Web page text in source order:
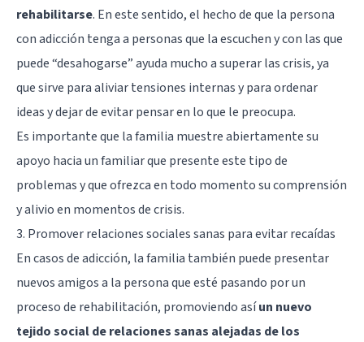
rehabilitarse. En este sentido, el hecho de que la persona
con adicción tenga a personas que la escuchen y con las que
puede “desahogarse” ayuda mucho a superar las crisis, ya
que sirve para aliviar tensiones internas y para ordenar
ideas y dejar de evitar pensar en lo que le preocupa.
Es importante que la familia muestre abiertamente su
apoyo hacia un familiar que presente este tipo de
problemas y que ofrezca en todo momento su comprensión
y alivio en momentos de crisis.
3. Promover relaciones sociales sanas para evitar recaídas
En casos de adicción, la familia también puede presentar
nuevos amigos a la persona que esté pasando por un
proceso de rehabilitación, promoviendo asíun nuevo
tejido social de relaciones sanas alejadas de los